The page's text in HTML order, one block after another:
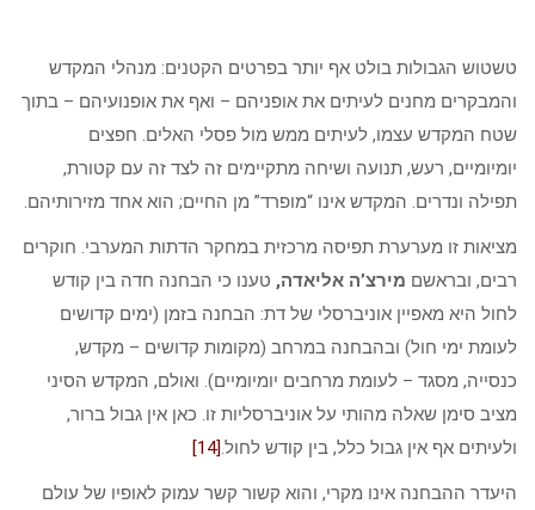
טשטוש הגבולות בולט אף יותר בפרטים הקטנים: מנהלי המקדש
והמבקרים מחנים לעיתים את אופניהם – ואף את אופנועיהם – בתוך
שטח המקדש עצמו, לעיתים ממש מול פסלי האלים. חפצים
יומיומיים, רעש, תנועה ושיחה מתקיימים זה לצד זה עם קטורת,
תפילה ונדרים. המקדש אינו “מופרד” מן החיים; הוא אחד מזירותיהם.
מציאות זו מערערת תפיסה מרכזית במחקר הדתות המערבי. חוקרים
רבים, ובראשם מירצ’ה אליאדה, טענו כי הבחנה חדה בין קודש
לחול היא מאפיין אוניברסלי של דת: הבחנה בזמן (ימים קדושים
לעומת ימי חול) ובהבחנה במרחב (מקומות קדושים – מקדש,
כנסייה, מסגד – לעומת מרחבים יומיומיים). ואולם, המקדש הסיני
מציב סימן שאלה מהותי על אוניברסליות זו. כאן אין גבול ברור,
ולעיתים אף אין גבול כלל, בין קודש לחול.[14]
היעדר ההבחנה אינו מקרי, והוא קשור קשר עמוק לאופיו של עולם